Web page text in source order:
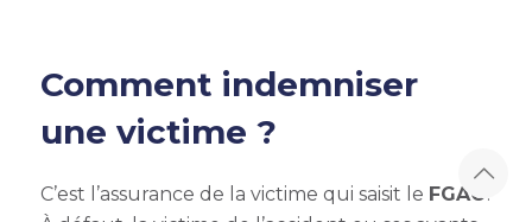
Comment indemniser
une victime ?
C’est l’assurance de la victime qui saisit le FGAO.